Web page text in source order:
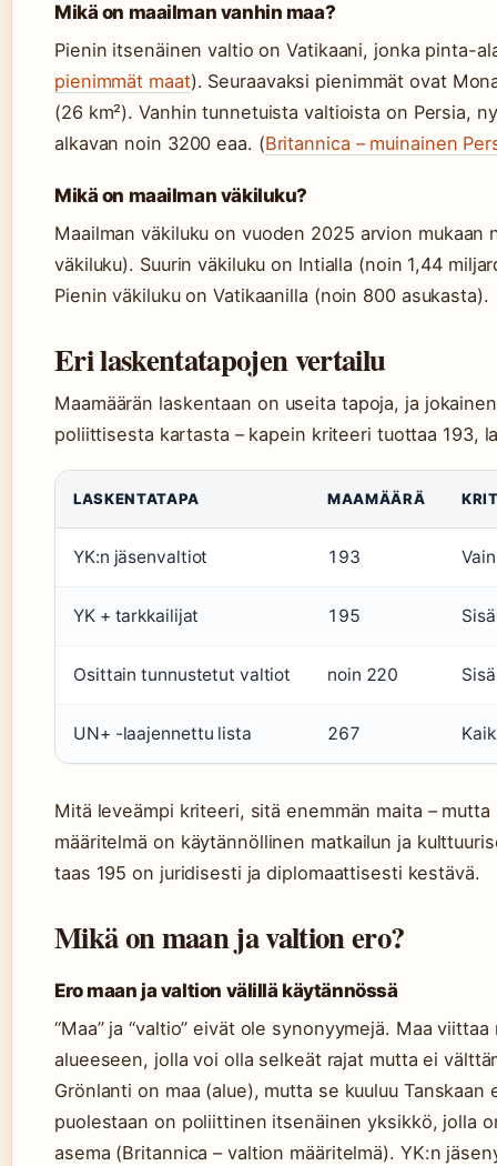
Mikä on maailman vanhin maa?
Pienin itsenäinen valtio on Vatikaani, jonka pinta-
pienimmät maat). Seuraavaksi pienimmät ovat
(26 km²). Vanhin tunnetuista valtioista on Persia,
alkavan noin 3200 eaa. (Britannica – muinainen
Mikä on maailman väkiluku?
Maailman väkiluku on vuoden 2025 arvion mukaan
väkiluku). Suurin väkiluku on Intialla (noin 1,44
Pienin väkiluku on Vatikaanilla (noin 800 asukasta).
Eri laskentatapojen vertailu
Maamäärän laskentaan on useita tapoja, ja
poliittisesta kartasta – kapein kriteeri tuottaa 193,
LASKENTATAPA MAAMÄÄRÄ
YK:n jäsenvaltiot 193
YK + tarkkailijat 195
Osittain tunnustetut valtiot noin 220
UN+ -laajennettu lista 267
Mitä leveämpi kriteeri, sitä enemmän maita –
määritelmä on käytännöllinen matkailun ja
taas 195 on juridisesti ja diplomaattisesti kestävä.
Mikä on maan ja valtion ero?
Ero maan ja valtion välillä käytännössä
“Maa” ja “valtio” eivät ole synonyymejä. Maa
alueeseen, jolla voi olla selkeät rajat mutta ei
Grönlanti on maa (alue), mutta se kuuluu
puolestaan on poliittinen itsenäinen yksikkö, jolla
asema (Britannica – valtion määritelmä). YK:n